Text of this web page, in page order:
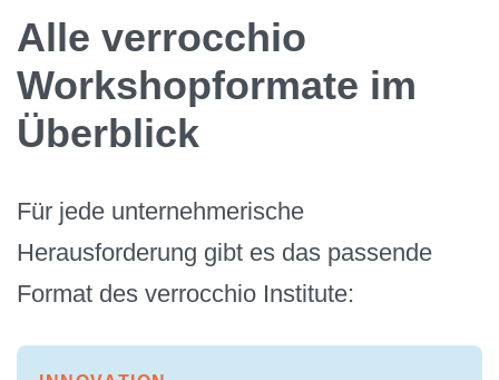
Alle verrocchio
Workshopformate im
Überblick
Für jede unternehmerische
Herausforderung gibt es das passende
Format des verrocchio Institute: